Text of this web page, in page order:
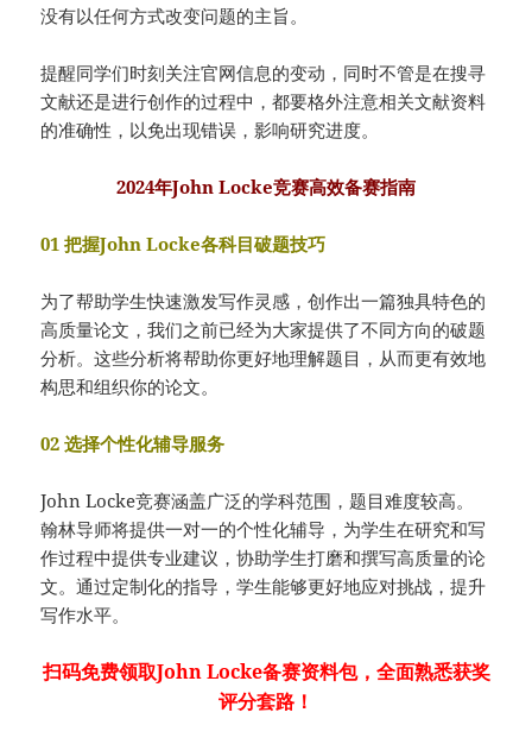
没有以任何方式改变问题的主旨。
提醒同学们时刻关注官网信息的变动，同时不管是在搜寻
文献还是进行创作的过程中，都要格外注意相关文献资料
的准确性，以免出现错误，影响研究进度。
2024年John Locke竞赛高效备赛指南
01 把握John Locke各科目破题技巧
为了帮助学生快速激发写作灵感，创作出一篇独具特色的
高质量论文，我们之前已经为大家提供了不同方向的破题
分析。这些分析将帮助你更好地理解题目，从而更有效地
构思和组织你的论文。
02 选择个性化辅导服务
John Locke竞赛涵盖广泛的学科范围，题目难度较高。
翰林导师将提供一对一的个性化辅导，为学生在研究和写
作过程中提供专业建议，协助学生打磨和撰写高质量的论
文。通过定制化的指导，学生能够更好地应对挑战，提升
写作水平。
扫码免费领取John Locke备赛资料包，全面熟悉获奖
评分套路！